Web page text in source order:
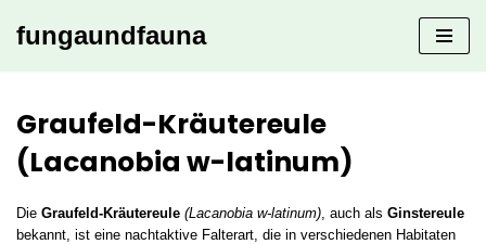
fungaundfauna
Graufeld-Kräutereule
(Lacanobia w-latinum)
Die Graufeld-Kräutereule (Lacanobia w-latinum), auch als Ginstereule
bekannt, ist eine nachtaktive Falterart, die in verschiedenen Habitaten